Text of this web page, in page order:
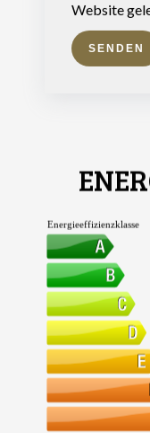
Website
SENDEN
Energieeffizienzklasse